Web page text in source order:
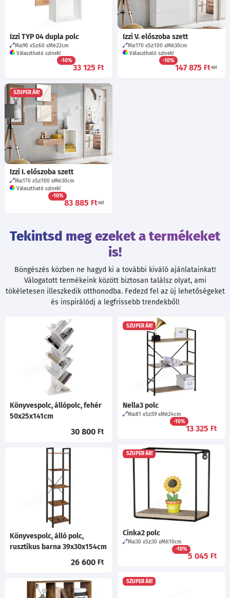
Izzi TYP 04 dupla polc
Ma:90 Sz:60 Mé:22cm
Választható színek!
-10%
33 125 Ft
Izzi V. előszoba szett
Ma:170 Sz:100 Mé:30cm
Választható színek!
-10%
147 875 Ft-tól
SZUPER ÁR!
Izzi I. előszoba szett
Ma:170 Sz:100 Mé:30cm
Választható színek!
-10%
83 885 Ft-tól
Tekintsd meg ezeket a termékeket
is!
Böngészés közben ne hagyd ki a további kiváló ajánlatainkat!
Válogatott termékeink között biztosan találsz olyat, ami
tökéletesen illeszkedik otthonodba. Fedezd fel az új lehetőségeket
és inspirálódj a legfrissebb trendekből!
Könyvespolc, állópolc, fehér
50x25x141cm
30 800 Ft
SZUPER ÁR!
Nella3 polc
Ma:81 Sz:59 Mé:24cm
-10%
13 325 Ft
SZUPER ÁR!
Cinka2 polc
Ma:30 Sz:30 Mé:10cm
-10%
5 045 Ft
Könyvespolc, álló polc,
rusztikus barna 39x30x154cm
26 600 Ft
SZUPER ÁR!